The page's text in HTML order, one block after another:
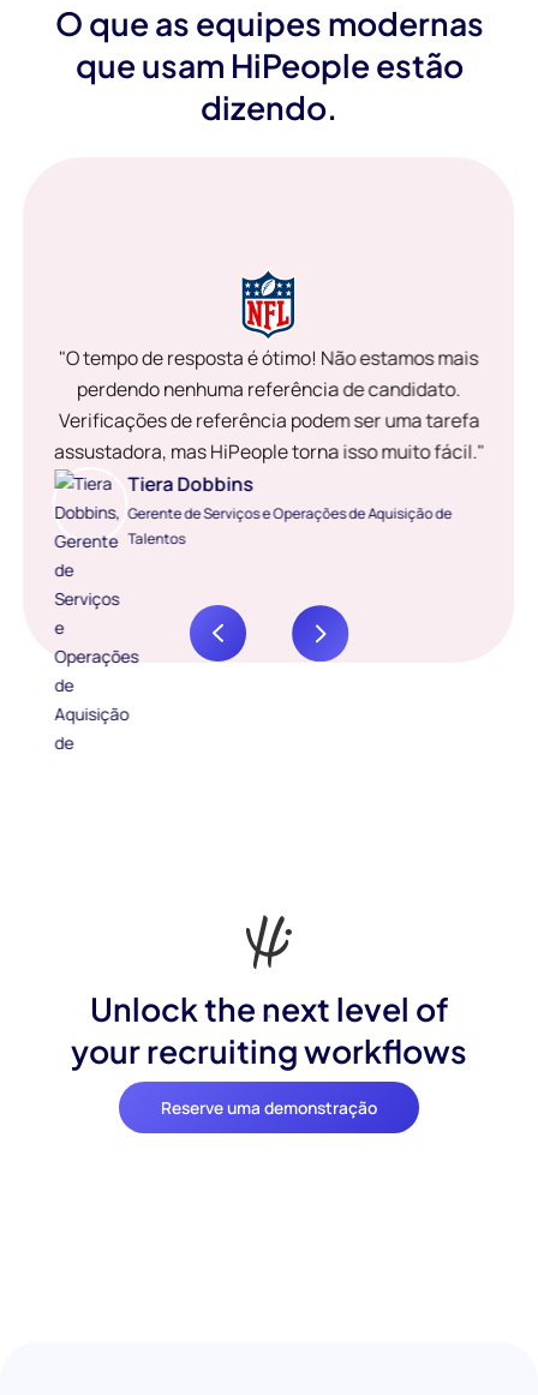
O que as equipes modernas
que usam HiPeople estão
dizendo.
"O tempo de resposta é ótimo! Não estamos mais
perdendo nenhuma referência de candidato.
Verificações de referência podem ser uma tarefa
assustadora, mas HiPeople torna isso muito fácil."
Tiera Dobbins
Gerente de Serviços e Operações de Aquisição de
Talentos
Unlock the next level of
your recruiting workflows
Reserve uma demonstração